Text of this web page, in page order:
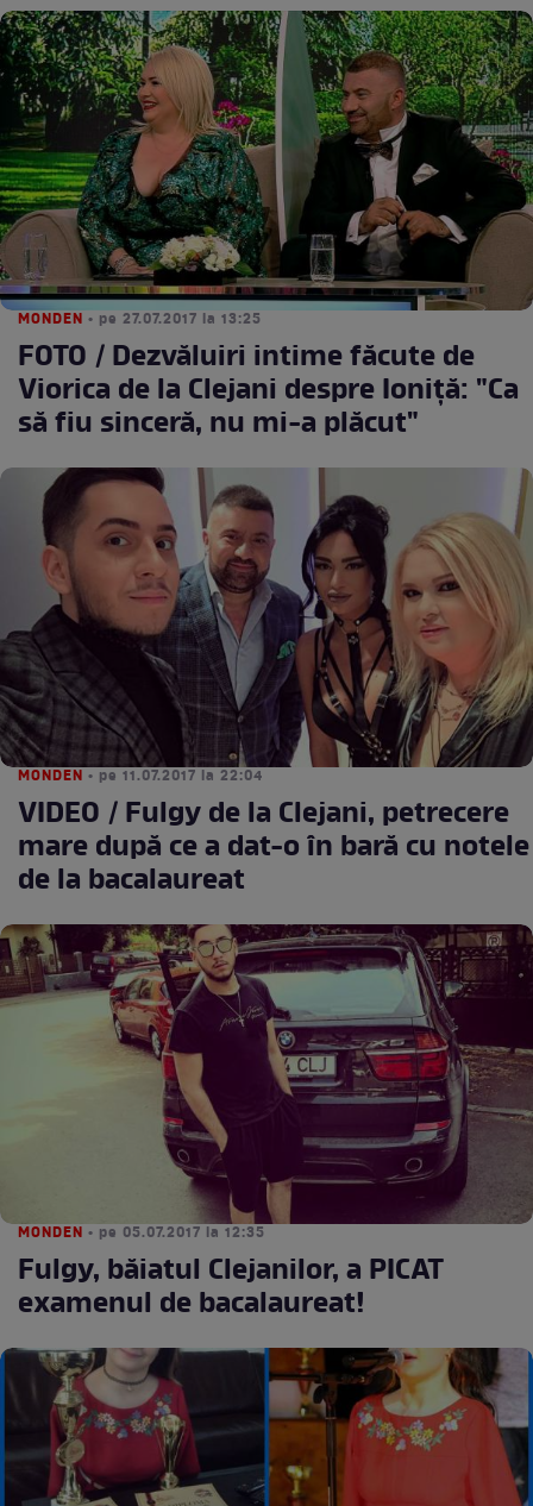
MONDEN • pe 27.07.2017 la 13:25
FOTO / Dezvăluiri intime făcute de
Viorica de la Clejani despre Ioniţă: "Ca
să fiu sinceră, nu mi-a plăcut"
MONDEN • pe 11.07.2017 la 22:04
VIDEO / Fulgy de la Clejani, petrecere
mare după ce a dat-o în bară cu notele
de la bacalaureat
MONDEN • pe 05.07.2017 la 12:35
Fulgy, băiatul Clejanilor, a PICAT
examenul de bacalaureat!